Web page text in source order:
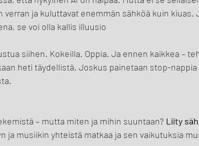
verran ja kuluttavat enemmän sähköä kuin kiuas.
se voi olla kallis illuusio
siihen. Kokeilla. Oppia. Ja ennen kaikkea –
heti täydellistä. Joskus painetaan stop-nappia
– mutta miten ja mihin suuntaan? Liity
ja musiikin yhteistä matkaa ja sen vaikutuksia